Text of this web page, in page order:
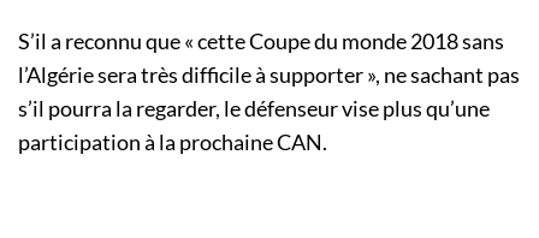
S’il a reconnu que « cette Coupe du monde 2018 sans
l’Algérie sera très difficile à supporter », ne sachant pas
s’il pourra la regarder, le défenseur vise plus qu’une
participation à la prochaine CAN.